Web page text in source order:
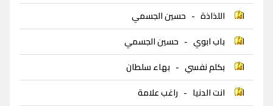
اللذاذة - حسين الجسمي
باب ابوي - حسين الجسمي
بكلم نفسي - بهاء سلطان
انت الدنيا - راغب علامة